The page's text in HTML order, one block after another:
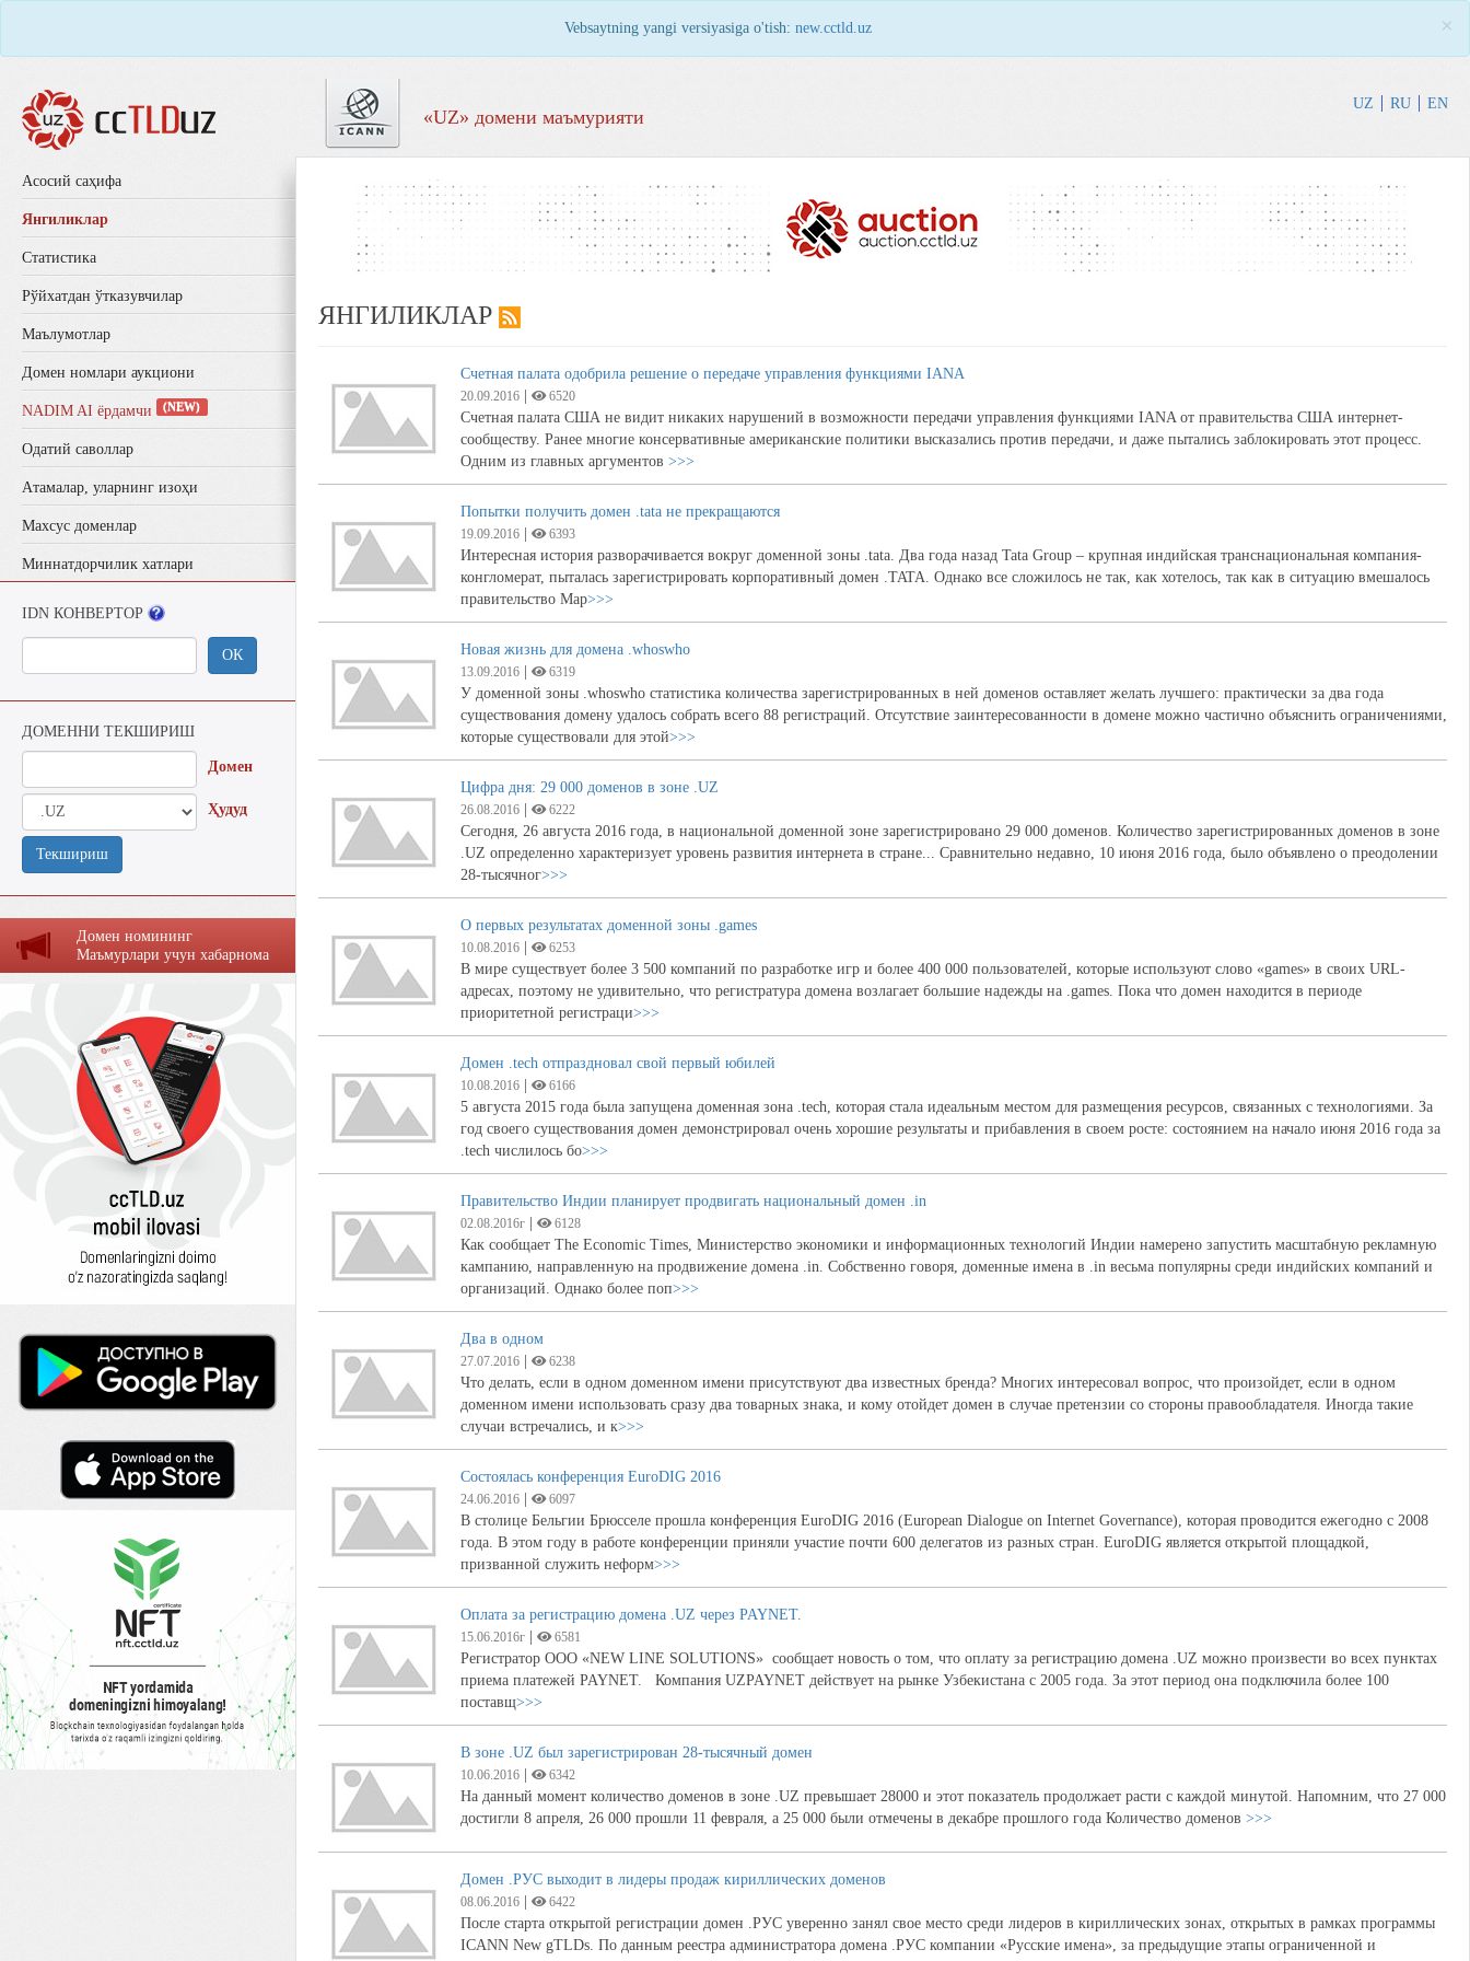
Vebsaytning yangi versiyasiga o'tish: new.cctld.uz ×
«UZ» домени маъмурияти
UZ RU EN
Aсосий саҳифа
Янгиликлар
Статистика
Рўйхатдан ўтказувчилар
Маълумотлар
Домен номлари аукциони
NADIM AI ёрдамчи (NEW)
Одатий саволлар
Aтамалар, уларнинг изоҳи
Махсус доменлар
Миннатдорчилик хатлари
IDN КОНВЕРТОР
ОК
ДОМЕННИ ТЕКШИРИШ
Домен
Ҳудуд
Текшириш
Домен номининг
Маъмурлaри учун хaбaрномa
ЯНГИЛИКЛАР
Счетная палата одобрила решение о передаче управления функциями IANA
20.09.2016 6520
Счетная палата США не видит никаких нарушений в возможности передачи управления функциями IANA от правительства США интернет-
сообществу. Ранее многие консервативные американские политики высказались против передачи, и даже пытались заблокировать этот процесс.
Одним из главных аргументов >>>
Попытки получить домен .tata не прекращаются
19.09.2016 6393
Интересная история разворачивается вокруг доменной зоны .tata. Два года назад Tata Group – крупная индийская транснациональная компания-
конгломерат, пыталась зарегистрировать корпоративный домен .TATA. Однако все сложилось не так, как хотелось, так как в ситуацию вмешалось
правительство Мар>>>
Новая жизнь для домена .whoswho
13.09.2016 6319
У доменной зоны .whoswho статистика количества зарегистрированных в ней доменов оставляет желать лучшего: практически за два года
существования домену удалось собрать всего 88 регистраций. Отсутствие заинтересованности в домене можно частично объяснить ограничениями,
которые существовали для этой>>>
Цифра дня: 29 000 доменов в зоне .UZ
26.08.2016 6222
Сегодня, 26 августа 2016 года, в национальной доменной зоне зарегистрировано 29 000 доменов. Количество зарегистрированных доменов в зоне
.UZ определенно характеризует уровень развития интернета в стране... Сравнительно недавно, 10 июня 2016 года, было объявлено о преодолении
28-тысячног>>>
О первых результатах доменной зоны .games
10.08.2016 6253
В мире существует более 3 500 компаний по разработке игр и более 400 000 пользователей, которые используют слово «games» в своих URL-
адресах, поэтому не удивительно, что регистратура домена возлагает большие надежды на .games. Пока что домен находится в периоде
приоритетной регистраци>>>
Домен .tech отпраздновал свой первый юбилей
10.08.2016 6166
5 августа 2015 года была запущена доменная зона .tech, которая стала идеальным местом для размещения ресурсов, связанных с технологиями. За
год своего существования домен демонстрировал очень хорошие результаты и прибавления в своем росте: состоянием на начало июня 2016 года за
.tech числилось бо>>>
Правительство Индии планирует продвигать национальный домен .in
02.08.2016г 6128
Как сообщает The Economic Times, Министерство экономики и информационных технологий Индии намерено запустить масштабную рекламную
кампанию, направленную на продвижение домена .in. Собственно говоря, доменные имена в .in весьма популярны среди индийских компаний и
организаций. Однако более поп>>>
Два в одном
27.07.2016 6238
Что делать, если в одном доменном имени присутствуют два известных бренда? Многих интересовал вопрос, что произойдет, если в одном
доменном имени использовать сразу два товарных знака, и кому отойдет домен в случае претензии со стороны правообладателя. Иногда такие
случаи встречались, и к>>>
Состоялась конференция EuroDIG 2016
24.06.2016 6097
В столице Бельгии Брюсселе прошла конференция EuroDIG 2016 (European Dialogue on Internet Governance), которая проводится ежегодно с 2008
года. В этом году в работе конференции приняли участие почти 600 делегатов из разных стран. EuroDIG является открытой площадкой,
призванной служить неформ>>>
Оплата за регистрацию домена .UZ через PAYNET.
15.06.2016г 6581
Регистратор ООО «NEW LINE SOLUTIONS» сообщает новость о том, что оплату за регистрацию домена .UZ можно произвести во всех пунктах
приема платежей PAYNET. Компания UZPAYNET действует на рынке Узбекистана с 2005 года. За этот период она подключила более 100
поставщ>>>
В зоне .UZ был зарегистрирован 28-тысячный домен
10.06.2016 6342
На данный момент количество доменов в зоне .UZ превышает 28000 и этот показатель продолжает расти с каждой минутой. Напомним, что 27 000
достигли 8 апреля, 26 000 прошли 11 февраля, а 25 000 были отмечены в декабре прошлого года Количество доменов >>>
Домен .РУС выходит в лидеры продаж кириллических доменов
08.06.2016 6422
После старта открытой регистрации домен .РУС уверенно занял свое место среди лидеров в кириллических зонах, открытых в рамках программы
ICANN New gTLDs. По данным реестра администратора домена .РУС компании «Русские имена», за предыдущие этапы ограниченной и